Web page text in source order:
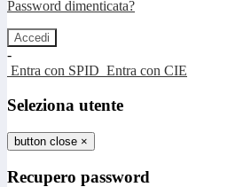
Password dimenticata?
-
Entra con SPID Entra con CIE
Seleziona utente
button close ×
Recupero password